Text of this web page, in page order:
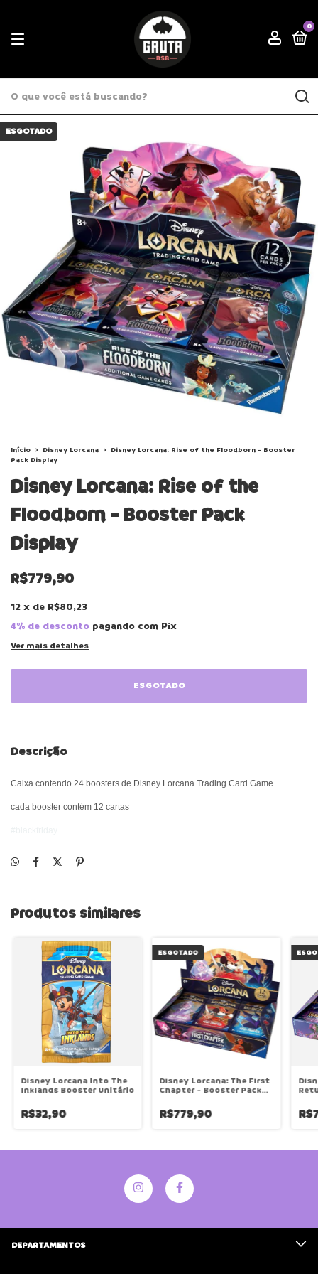
0
ESGOTADO
Início > Disney Lorcana > Disney Lorcana: Rise of the Floodborn - Booster
Pack Display
Disney Lorcana: Rise of the
Floodborn - Booster Pack
Display
R$779,90
12 x de R$80,23
4% de desconto pagando com Pix
Ver mais detalhes
Descrição
Caixa contendo 24 boosters de Disney Lorcana Trading Card Game.
cada booster contém 12 cartas
Produtos similares
Disney Lorcana Into The
Inklands Booster Unitário
R$32,90
ESGOTADO
Disney Lorcana: The First
Chapter - Booster Pack
R$779,90
DEPARTAMENTOS